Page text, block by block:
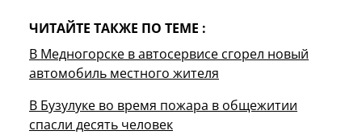
ЧИТАЙТЕ ТАКЖЕ ПО ТЕМЕ :
В Медногорске в автосервисе сгорел новый
автомобиль местного жителя
В Бузулуке во время пожара в общежитии
спасли десять человек